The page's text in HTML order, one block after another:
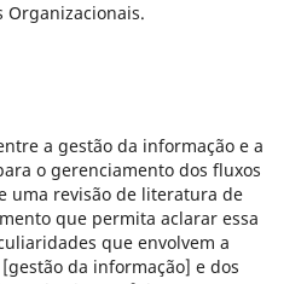
Organizacionais.
a gestão da informação e a
o gerenciamento dos fluxos
uma revisão de literatura de
que permita aclarar essa
que envolvem a
da informação] e dos